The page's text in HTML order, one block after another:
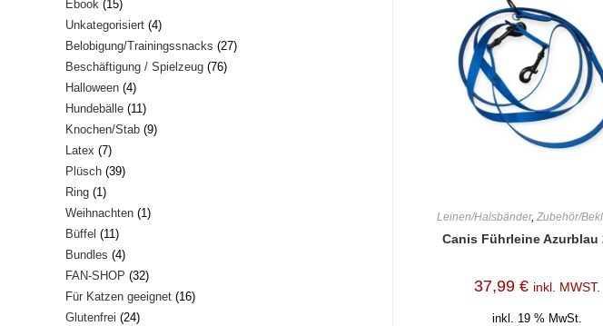
Leinen/Halsbänder, Zubehör/
Canis Führleine Azurblau
37,99 € inkl. MWST.
inkl. 19 % MwSt.
Produkte
Ebook 1515
Produkte
Unkategorisiert 44
Produkte
Belobigung/Trainingssnacks 2727
Beschäftigung / Spielzeug 7676
Halloween 44
Produkte
Hundebälle 1111
Produkte
Knochen/Stab 99
Latex 77
Produkte
Plüsch 3939
Ring 11
Produkt
Weihnachten 11
Büffel 1111
Produkte
Bundles 44
Produkte
FAN-SHOP 3232
Produkte
Für Katzen geeignet 1616
Glutenfrei 2424